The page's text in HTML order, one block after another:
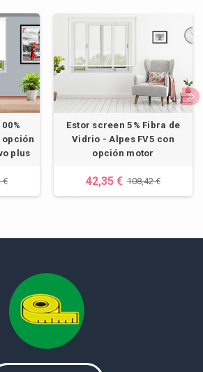
opción
plus
€
Estor screen 5% Fibra de
Vidrio - Alpes FV5 con
opción motor
42,35 € 108,42 €